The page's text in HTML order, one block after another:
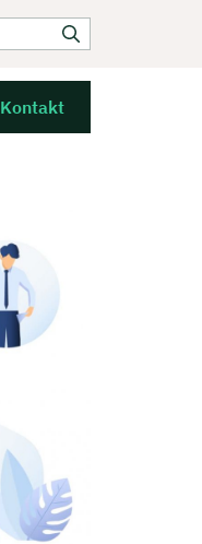
Kontakt